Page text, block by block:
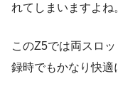
れてしまいますよね
このZ5では両スロ
録時でもかなり快適